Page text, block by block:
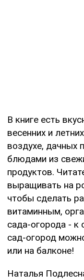
В книге есть
весенних и
воздухе, дачных
блюдами из
продуктов.
выращивать на
чтобы сделать
витаминным,
сада-огорода - к
сад-огород
или на балконе!
Наталья